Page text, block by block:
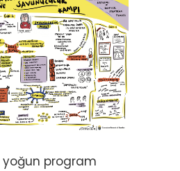
yoğun program